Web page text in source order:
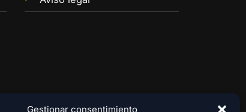
Gestionar consentimiento